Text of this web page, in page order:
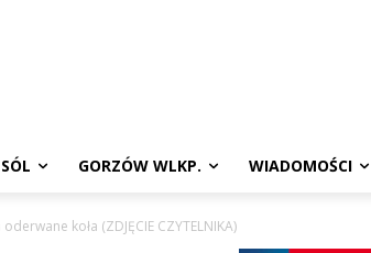
GORZÓW WLKP. WIADOMOŚCI
koła (ZDJĘCIE CZYTELNIKA)